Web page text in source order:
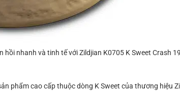
hồi nhanh và tinh tế với Zildjian K0705 K Sweet Crash
phẩm cao cấp thuộc dòng K Sweet của thương hiệu